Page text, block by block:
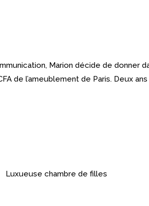
Marion décide de
de l’ameublement de Paris. Deux